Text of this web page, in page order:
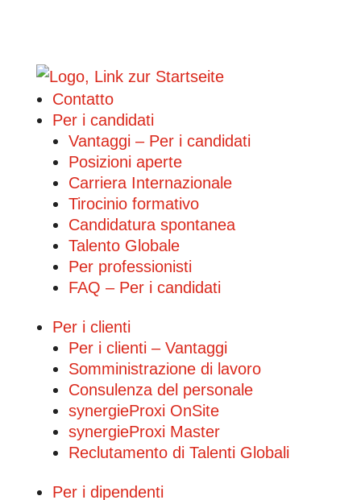
Contatto
Per i candidati
Vantaggi – Per i candidati
Posizioni aperte
Carriera Internazionale
Tirocinio formativo
Candidatura spontanea
Talento Globale
Per professionisti
FAQ – Per i candidati
Per i clienti
Per i clienti – Vantaggi
Somministrazione di lavoro
Consulenza del personale
synergieProxi OnSite
synergieProxi Master
Reclutamento di Talenti Globali
Per i dipendenti